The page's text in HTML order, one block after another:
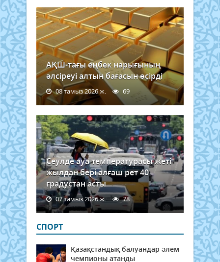
АҚШ-тағы еңбек нарығының
әлсіреуі алтын бағасын өсірді
08 тамыз 2026 ж. 69
Сеулде ауа температурасы жеті
жылдан бері алғаш рет 40
градустан асты
07 тамыз 2026 ж. 78
СПОРТ
Қазақстандық балуандар әлем
чемпионы атанды